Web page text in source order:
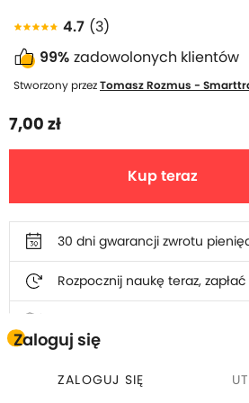
Zaloguj się
ZALOGUJ SIĘ
4.7 (3)
99% zadowolonych klientów
Stworzony przezTomasz Rozmus -
7,00 zł
Kup teraz
30 dni gwarancji zwrotu
Rozpocznij naukę teraz,